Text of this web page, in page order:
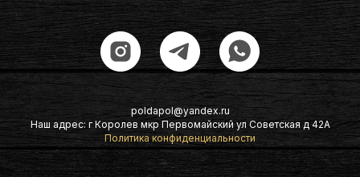
poldapol@yandex.ru
Наш адрес: г Королев мкр Первомайский ул Советская д 42А
Политика конфиденциальности